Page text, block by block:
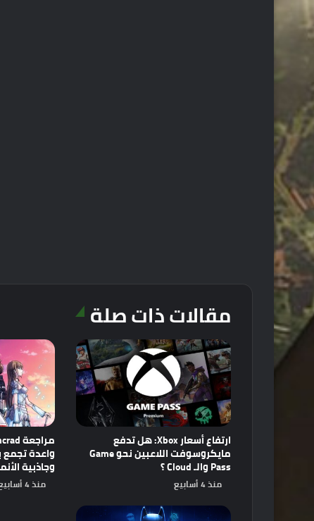
مقالات ذات صلة
ارتفاع أسعار Xbox: هل تدفع
مايكروسوفت اللاعبين نحو Game
Pass والـ Cloud ؟
منذ 4 أسابيع
وجاذبية
منذ 4 أسابيع